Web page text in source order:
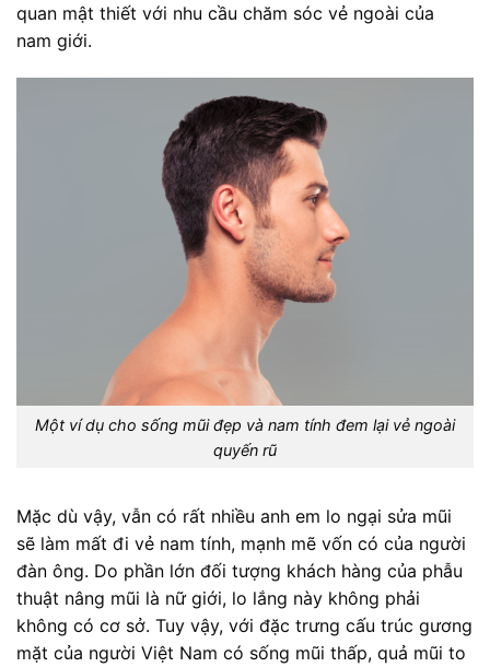
quan mật thiết với nhu cầu chăm sóc vẻ ngoài của
nam giới.
Một ví dụ cho sống mũi đẹp và nam tính đem lại vẻ ngoài
quyến rũ
Mặc dù vậy, vẫn có rất nhiều anh em lo ngại sửa mũi
sẽ làm mất đi vẻ nam tính, mạnh mẽ vốn có của người
đàn ông. Do phần lớn đối tượng khách hàng của phẫu
thuật nâng mũi là nữ giới, lo lắng này không phải
không có cơ sở. Tuy vậy, với đặc trưng cấu trúc gương
mặt của người Việt Nam có sống mũi thấp, quả mũi to